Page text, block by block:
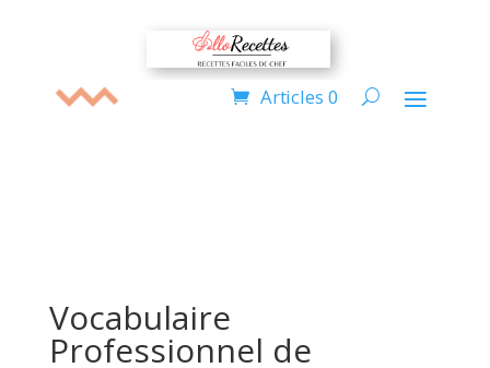
Articles 0
Vocabulaire
Professionnel de